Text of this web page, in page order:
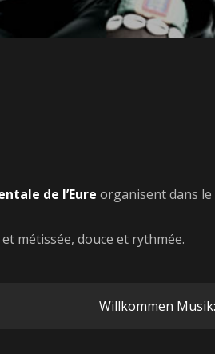
de l’Eure organisent dans le
métissée, douce et rythmée.
Willkommen